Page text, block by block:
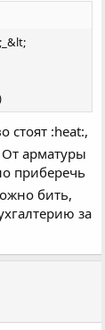
стоят :heat:,
От арматуры
приберечь
бить,
за